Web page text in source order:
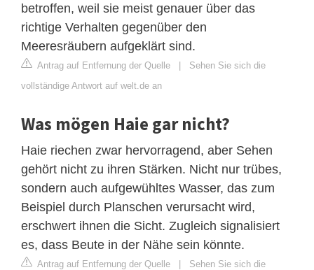
betroffen, weil sie meist genauer über das
richtige Verhalten gegenüber den
Meeresräubern aufgeklärt sind.
Antrag auf Entfernung der Quelle | Sehen Sie sich die
vollständige Antwort auf welt.de an
Was mögen Haie gar nicht?
Haie riechen zwar hervorragend, aber Sehen
gehört nicht zu ihren Stärken. Nicht nur trübes,
sondern auch aufgewühltes Wasser, das zum
Beispiel durch Planschen verursacht wird,
erschwert ihnen die Sicht. Zugleich signalisiert
es, dass Beute in der Nähe sein könnte.
Antrag auf Entfernung der Quelle | Sehen Sie sich die